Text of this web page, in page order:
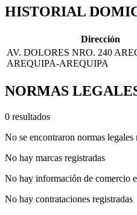
HISTORIAL
Dirección
AV. DOLORES NRO. 240
AREQUIPA-AREQUIPA
NORMAS
0 resultados
No se encontraron normas legales
No hay marcas registradas
No hay información de comercio
No hay contrataciones registradas